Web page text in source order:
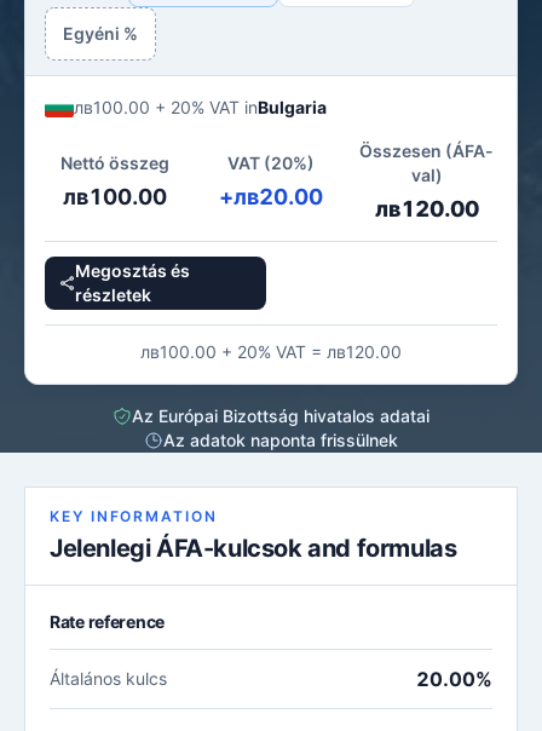
Egyéni %
лв100.00 + 20% VAT inBulgaria
Nettó összeg
лв100.00
VAT (20%)
+лв20.00
Összesen (ÁFA-
val)
лв120.00
Megosztás és
részletek
лв100.00 + 20% VAT = лв120.00
Az Európai Bizottság hivatalos adatai
Az adatok naponta frissülnek
KEY INFORMATION
Jelenlegi ÁFA-kulcsok and formulas
Rate reference
Általános kulcs 20.00%